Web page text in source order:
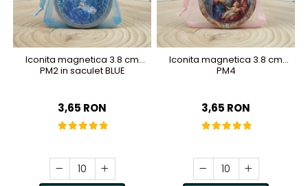
Iconita magnetica 3.8 cm
PM2 in saculet BLUE
3,65 RON
Iconita magnetica 3.8 cm
PM4
3,65 RON